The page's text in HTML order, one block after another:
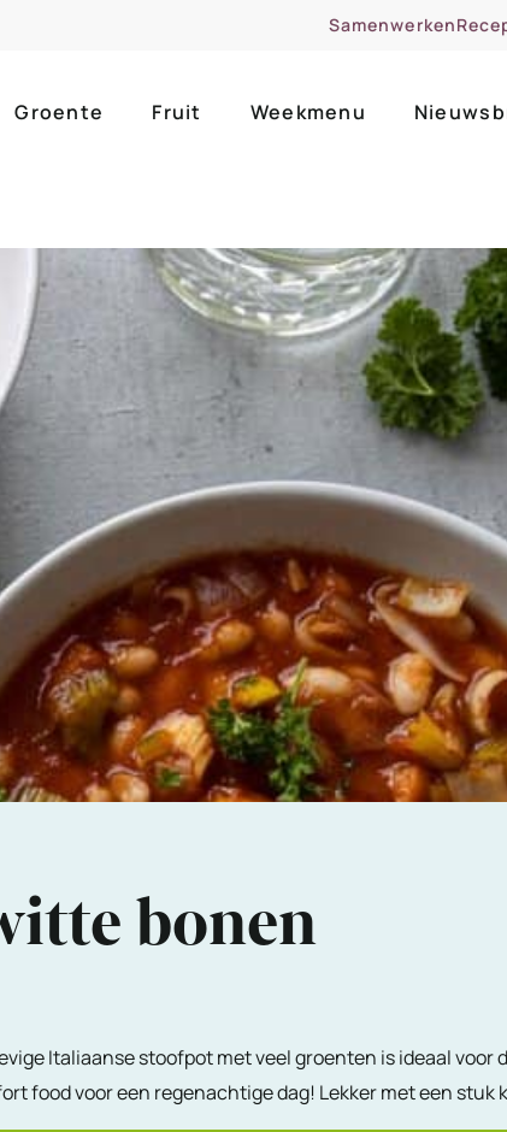
Samenwerken
bijgerechten
hoofdgerechten
desserts
alle groentes
alle fruitsoorten
zomer zoet
eenpansgerecht
slow cooker
Groente Fruit Weekmenu
bonen
Italiaanse stoofpot met veel groenten is ideaal voor
food voor een regenachtige dag! Lekker met een stuk